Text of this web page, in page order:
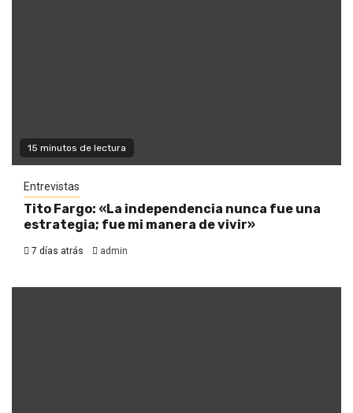
15 minutos de lectura
Entrevistas
Tito Fargo: «La independencia nunca fue una
estrategia; fue mi manera de vivir»
7 días atrás admin